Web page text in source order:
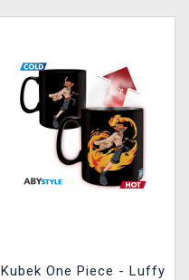
Kubek One Piece - Luffy